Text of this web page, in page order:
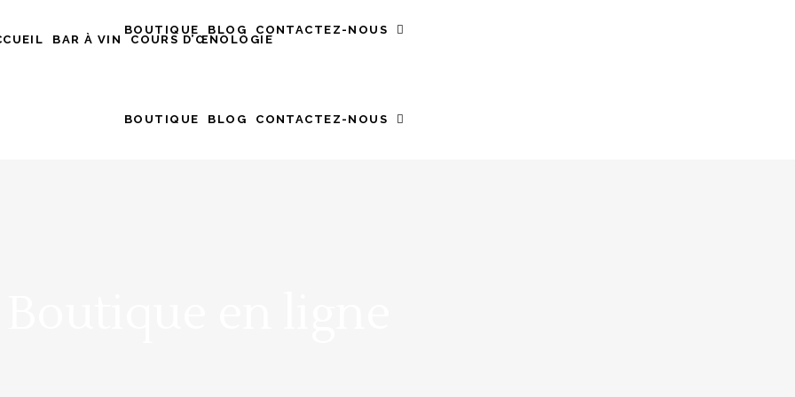
BAR À VIN COURS D’ŒNOLOGIE
BOUTIQUE BLOG CONTACTEZ-NOUS
BOUTIQUE BLOG CONTACTEZ-NOUS